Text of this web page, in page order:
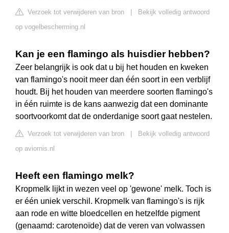
Verzoek tot verwijderen van bron
Bekijk volledig antwoord
op vogelbescherming.nl
Kan je een flamingo als huisdier hebben?
Zeer belangrijk is ook dat u bij het houden en kweken
van flamingo's nooit meer dan één soort in een verblijf
houdt. Bij het houden van meerdere soorten flamingo's
in één ruimte is de kans aanwezig dat een dominante
soortvoorkomt dat de onderdanige soort gaat nestelen.
Verzoek tot verwijderen van bron
Bekijk volledig antwoord
op aviornis.nl
Heeft een flamingo melk?
Kropmelk lijkt in wezen veel op 'gewone' melk. Toch is
er één uniek verschil. Kropmelk van flamingo's is rijk
aan rode en witte bloedcellen en hetzelfde pigment
(genaamd: carotenoïde) dat de veren van volwassen